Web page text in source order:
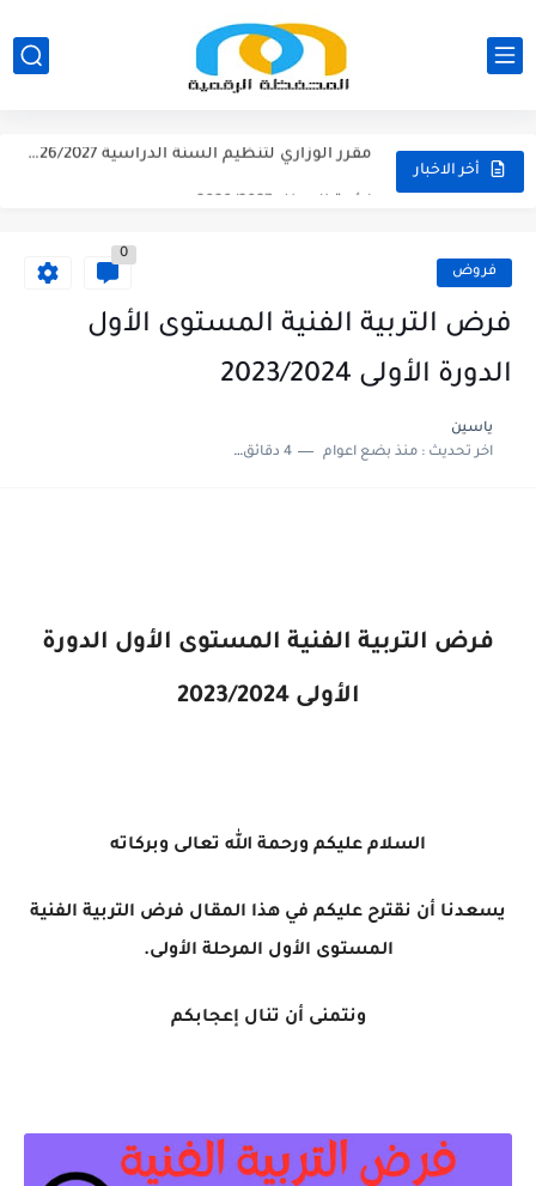
أخر الاخبار
نتائج الحركة الانتقالية الجهوية - الابتدائي 2026
لائحة العطل 2026/2027
امتحان الموحد الإقليمي اللغة الفرنسية لمستوى السادس 2025/2026 فروض
0
فرض التربية الفنية المستوى الأول
الدورة الأولى 2023/2024
ياسين
اخر تحديث :منذ بضع اعوام 4 دقائق للقراءة
فرض التربية الفنية المستوى الأول الدورة
الأولى 2023/2024
السلام عليكم ورحمة الله تعالى وبركاته
يسعدنا أن نقترح عليكم في هذا المقال فرض التربية الفنية
المستوى الأول المرحلة الأولى.
ونتمنى أن تنال إعجابكم